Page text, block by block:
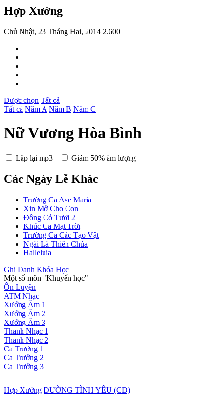
Hợp Xướng
Chủ Nhật, 23 Tháng Hai, 2014 2.600
Được chọn Tất cả
Tất cả Năm A Năm B Năm C
Nữ Vương Hòa Bình
Lặp lại mp3 Giảm 50% âm lượng
Các Ngày Lễ Khác
Trường Ca Ave Maria
Xin Mở Cho Con
Đồng Cỏ Tươi 2
Khúc Ca Mặt Trời
Trường Ca Các Tạo Vật
Ngài Là Thiên Chúa
Halleluia
Ghi Danh Khóa Học
Một số môn "Khuyến học"
Ôn Luyện
ATM Nhạc
Xướng Âm 1
Xướng Âm 2
Xướng Âm 3
Thanh Nhạc 1
Thanh Nhạc 2
Ca Trưởng 1
Ca Trưởng 2
Ca Trưởng 3
Hợp Xướng ĐƯỜNG TÌNH YÊU (CD)